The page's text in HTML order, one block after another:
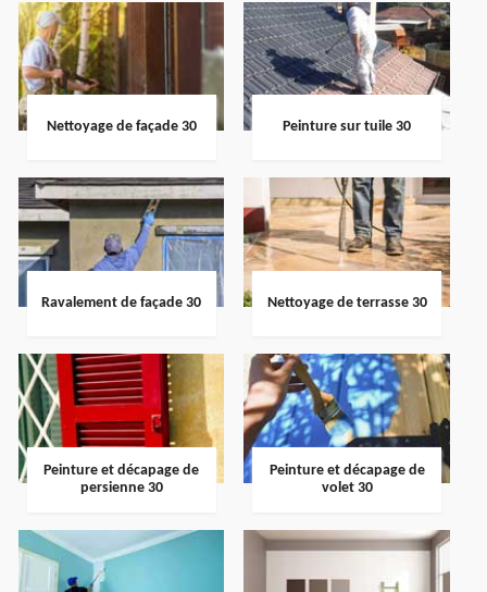
Nettoyage de façade 30 Peinture sur tuile 30
Ravalement de façade 30 Nettoyage de terrasse 30
Peinture et décapage de
persienne 30
Peinture et décapage de
volet 30